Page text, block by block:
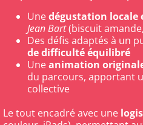
Unedégustation locale
Jean Bart(biscuit
Des défis adaptés à un
de difficulté équilibré
Uneanimation
du parcours, apportant
collective
Le tout encadré avec une